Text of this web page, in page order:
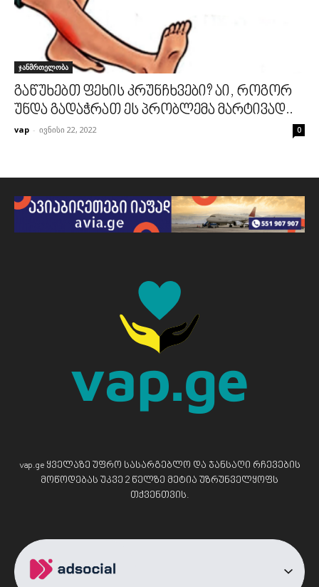
ჯანმრთელობა
გაწუხებთ ფეხის კრუნჩხვები? აი, როგორ
უნდა გადაჭრათ ეს პრობლემა მარტივად..
vap - ივნისი 22, 2022 0
vap.ge ყველაზე უფრო სასარგებლო და ჯანსაღი რჩევების
მოწოდებას უკვე 2 წელზე მეტია უზრუნველყოფს
თქვენთვის.